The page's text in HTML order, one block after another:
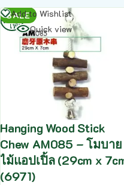
SALE
Add to Wishlist
Quick view
Hanging Wood Stick
Chew AM085 – โมบาย
ไม้แอปเปิ้ล (29cm x
(6971)
อ่าน
เพิ่ม